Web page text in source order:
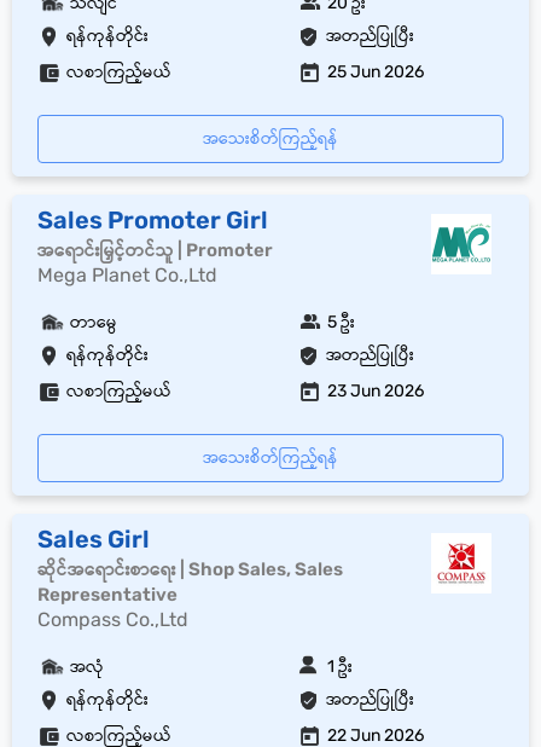
ရန်ကုန်တိုင်း အတည်ပြုပြီး
လစာကြည့်မယ် 25 Jun 2026
အသေးစိတ်ကြည့်ရန်
Sales Promoter Girl
အရောင်းမြှင့်တင်သူ | Promoter
Mega Planet Co.,Ltd
ရန်ကုန်တိုင်း အတည်ပြုပြီး
တာမွေ 5 ဦး
လစာကြည့်မယ် 23 Jun 2026
အသေးစိတ်ကြည့်ရန်
Sales Girl
ဆိုင်အရောင်းစာရေး | Shop Sales, Sales
Representative
Compass Co.,Ltd
ရန်ကုန်တိုင်း အတည်ပြုပြီး
အလုံ 1 ဦး
လစာကြည့်မယ် 22 Jun 2026